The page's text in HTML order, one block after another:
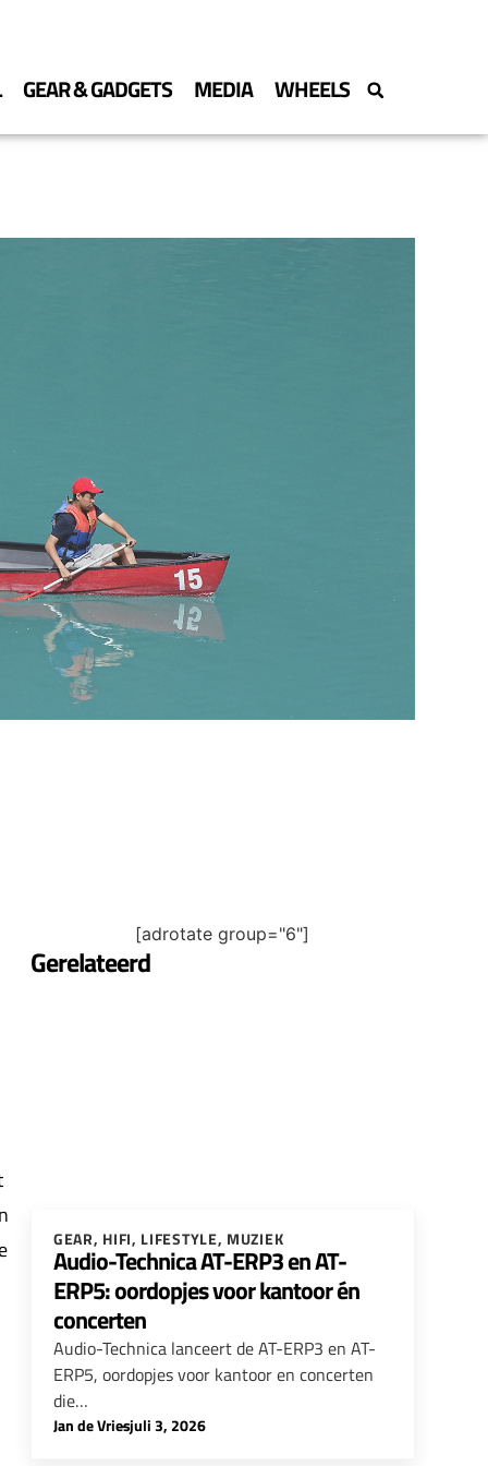
GEAR & GADGETS MEDIA WHEELS
[adrotate group="6"]
Gerelateerd
GEAR, HIFI, LIFESTYLE, MUZIEK
Audio-Technica AT-ERP3 en AT-
ERP5: oordopjes voor kantoor én
concerten
Audio-Technica lanceert de AT-ERP3 en AT-
ERP5, oordopjes voor kantoor en concerten
die…
Jan de Vries
-juli 3, 2026